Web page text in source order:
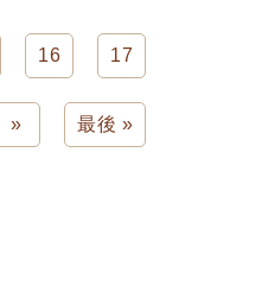
16 17
» 最後 »